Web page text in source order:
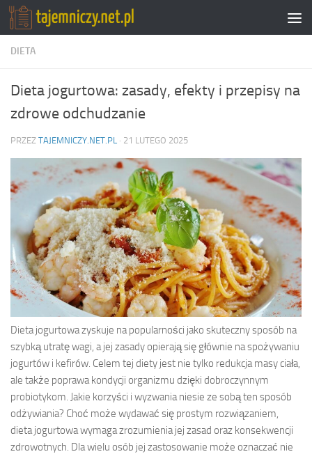
Przejdź do treści
DIETA
Dieta jogurtowa: zasady, efekty i przepisy na
zdrowe odchudzanie
PRZEZ TAJEMNICZY.NET.PL · 21 LUTEGO 2025
Dieta jogurtowa zyskuje na popularności jako skuteczny sposób na
szybką utratę wagi, a jej zasady opierają się głównie na spożywaniu
jogurtów i kefirów. Celem tej diety jest nie tylko redukcja masy ciała,
ale także poprawa kondycji organizmu dzięki dobroczynnym
probiotykom. Jakie korzyści i wyzwania niesie ze sobą ten sposób
odżywiania? Choć może wydawać się prostym rozwiązaniem,
dieta jogurtowa wymaga zrozumienia jej zasad oraz konsekwencji
zdrowotnych. Dla wielu osób jej zastosowanie może oznaczać nie